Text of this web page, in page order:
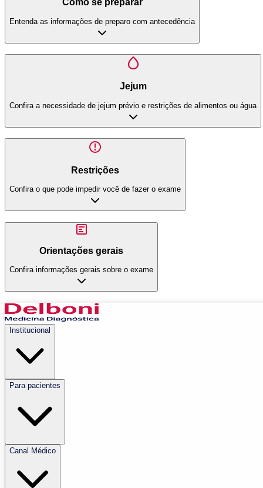
Como se preparar
Entenda as informações de preparo com antecedência
Jejum
Confira a necessidade de jejum prévio e restrições de alimentos ou água
Restrições
Confira o que pode impedir você de fazer o exame
Orientações gerais
Confira informações gerais sobre o exame
Institucional
Para pacientes
Canal Médico